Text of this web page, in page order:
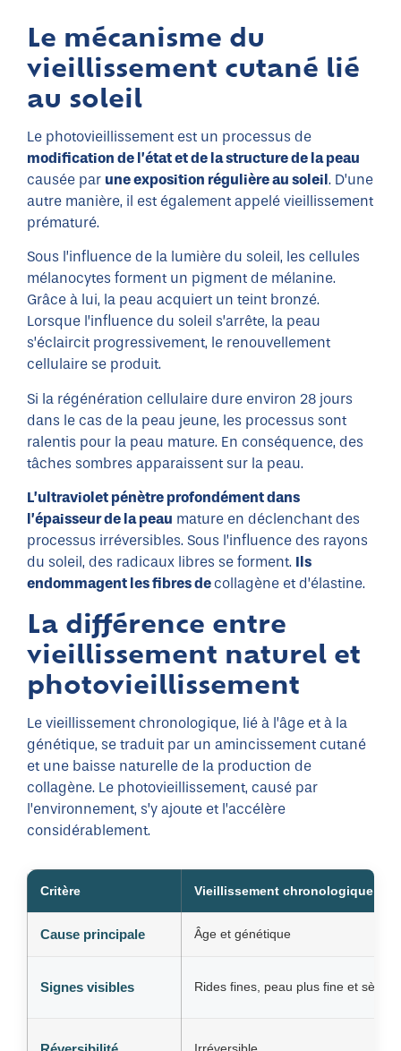
Le mécanisme du
vieillissement cutané lié
au soleil
Le photovieillissement est un processus de
modification de l’état et de la structure de la peau
causée par une exposition régulière au soleil. D’une
autre manière, il est également appelé vieillissement
prématuré.
Sous l’influence de la lumière du soleil, les cellules
mélanocytes forment un pigment de mélanine.
Grâce à lui, la peau acquiert un teint bronzé.
Lorsque l’influence du soleil s’arrête, la peau
s’éclaircit progressivement, le renouvellement
cellulaire se produit.
Si la régénération cellulaire dure environ 28 jours
dans le cas de la peau jeune, les processus sont
ralentis pour la peau mature. En conséquence, des
tâches sombres apparaissent sur la peau.
L’ultraviolet pénètre profondément dans
l’épaisseur de la peau mature en déclenchant des
processus irréversibles. Sous l’influence des rayons
du soleil, des radicaux libres se forment. Ils
endommagent les fibres decollagène et d’élastine.
La différence entre
vieillissement naturel et
photovieillissement
Le vieillissement chronologique, lié à l’âge et à la
génétique, se traduit par un amincissement cutané
et une baisse naturelle de la production de
collagène. Le photovieillissement, causé par
l’environnement, s’y ajoute et l’accélère
considérablement.
Critère Vieillissement chronologique
Cause principale Âge et génétique
Signes visibles Rides fines, peau plus fine et sèche
Irréversible